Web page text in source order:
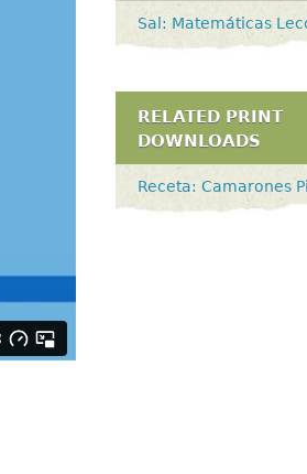
Sal: Matemáticas
RELATED PRINT
DOWNLOADS
Receta: Camarones